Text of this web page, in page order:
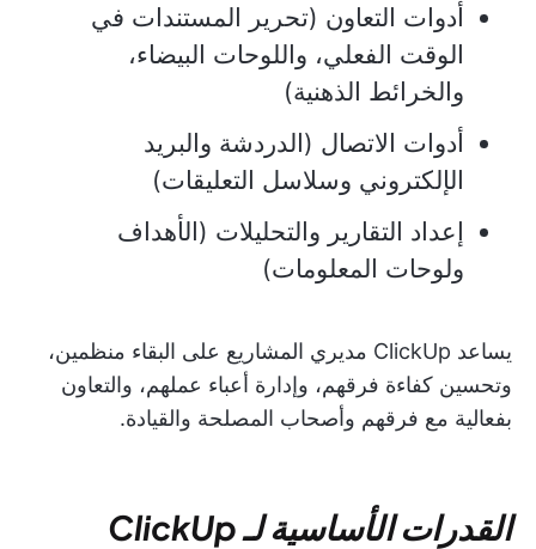
أدوات التعاون (تحرير المستندات في
الوقت الفعلي، واللوحات البيضاء،
والخرائط الذهنية)
أدوات الاتصال (الدردشة والبريد
الإلكتروني وسلاسل التعليقات)
إعداد التقارير والتحليلات (الأهداف
ولوحات المعلومات)
يساعد ClickUp مديري المشاريع على البقاء منظمين،
وتحسين كفاءة فرقهم، وإدارة أعباء عملهم، والتعاون
بفعالية مع فرقهم وأصحاب المصلحة والقيادة.
القدرات الأساسية لـ ClickUp